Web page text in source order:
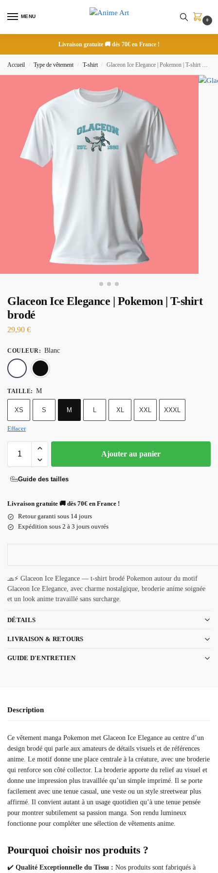
MENU
0
Livraison gratuite 🚚 dès 70€ en France !
Accueil / Type de vêtement / T-shirt / Glaceon Ice Elegance | Pokemon | T-shirt brodé
Glaceon Ice Elegance | Pokemon | T-shirt
brodé
29,90 €
COULEUR: Blanc
TAILLE: M
XS S M L XL XXL XXXL
Effacer
Ajouter au panier
Guide des tailles
Livraison gratuite 🚚 dès 70€ en France !
Retour garanti sous 14 jours
Expédition sous 2 à 3 jours ouvrés
🧢⚡ Glaceon Ice Elegance — t-shirt brodé Pokemon autour du motif
Glaceon Ice Elegance, avec charme nostalgique, broderie anime soignée
et un look anime travaillé sans surcharge.
DÉTAILS
LIVRAISON & RETOURS
GUIDE D'ENTRETIEN
Description
Ce vêtement manga Pokemon met Glaceon Ice Elegance au centre d’un
design brodé qui parle aux amateurs de détails visuels et de références
anime. Le motif donne une place centrale à la créature, avec une broderie
qui renforce son côté collector. La broderie apporte du relief au visuel et
donne une impression plus travaillée qu’un simple imprimé. Il se porte
facilement avec une tenue casual, une veste ou un style streetwear plus
affirmé. Il convient autant à un usage quotidien qu’à une tenue pensée
pour montrer subtilement sa passion manga. Son rendu lumineux
fonctionne pour compléter une sélection de vêtements anime.
Pourquoi choisir nos produits ?
✔️ Qualité Exceptionnelle du Tissu : Nos produits sont fabriqués à